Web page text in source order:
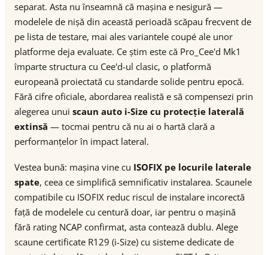
separat. Asta nu înseamnă că mașina e nesigură —
modelele de nișă din această perioadă scăpau frecvent de
pe lista de testare, mai ales variantele coupé ale unor
platforme deja evaluate. Ce știm este că Pro_Cee'd Mk1
împarte structura cu Cee'd-ul clasic, o platformă
europeană proiectată cu standarde solide pentru epocă.
Fără cifre oficiale, abordarea realistă e să compensezi prin
alegerea unui scaun auto i-Size cu protecție laterală
extinsă — tocmai pentru că nu ai o hartă clară a
performanțelor în impact lateral.
Vestea bună: mașina vine cu ISOFIX pe locurile laterale
spate, ceea ce simplifică semnificativ instalarea. Scaunele
compatibile cu ISOFIX reduc riscul de instalare incorectă
față de modelele cu centură doar, iar pentru o mașină
fără rating NCAP confirmat, asta contează dublu. Alege
scaune certificate R129 (i-Size) cu sisteme dedicate de